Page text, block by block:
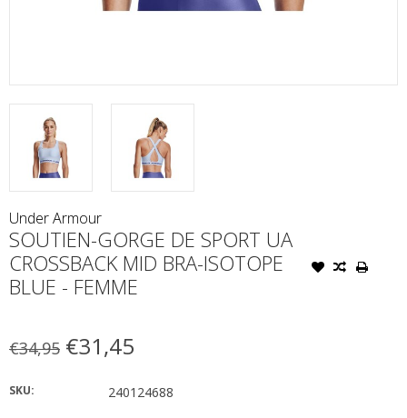
Under Armour
SOUTIEN-GORGE DE SPORT UA
CROSSBACK MID BRA-ISOTOPE
BLUE - FEMME
€34,95 €31,45
SKU: 240124688